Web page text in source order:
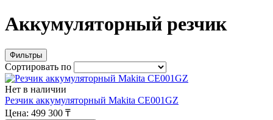
Аккумуляторный резчик
Фильтры
Сортировать по
Нет в наличии
Резчик аккумуляторный Makita CE001GZ
Цена: 499 300 ₸